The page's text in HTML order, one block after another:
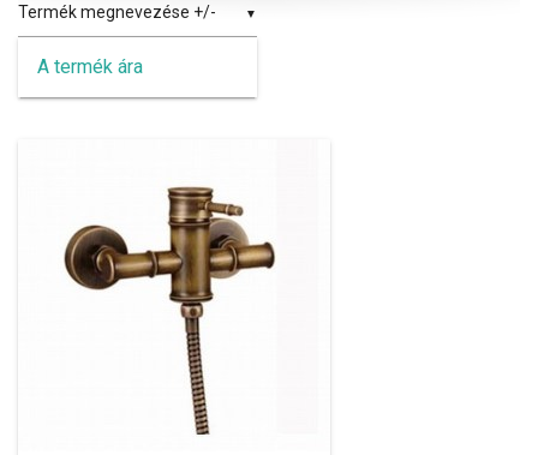
Termék megnevezése +/-
A termék ára